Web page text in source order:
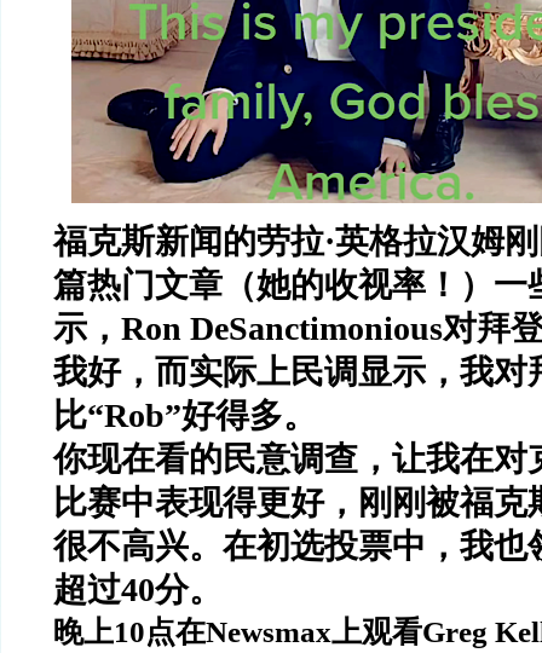
福克斯新闻的劳拉·英格拉汉姆
篇热门文章（她的收视率！）一
示， Ron DeSanctimonious对拜
我好，而实际上民调显示，我对
比“Rob”好得多。
你现在看的民意调查，让我在对
比赛中表现得更好，刚刚被福克
很不高兴。在初选投票中，我也
超过40分。
晚上10点在Newsmax上观看Greg